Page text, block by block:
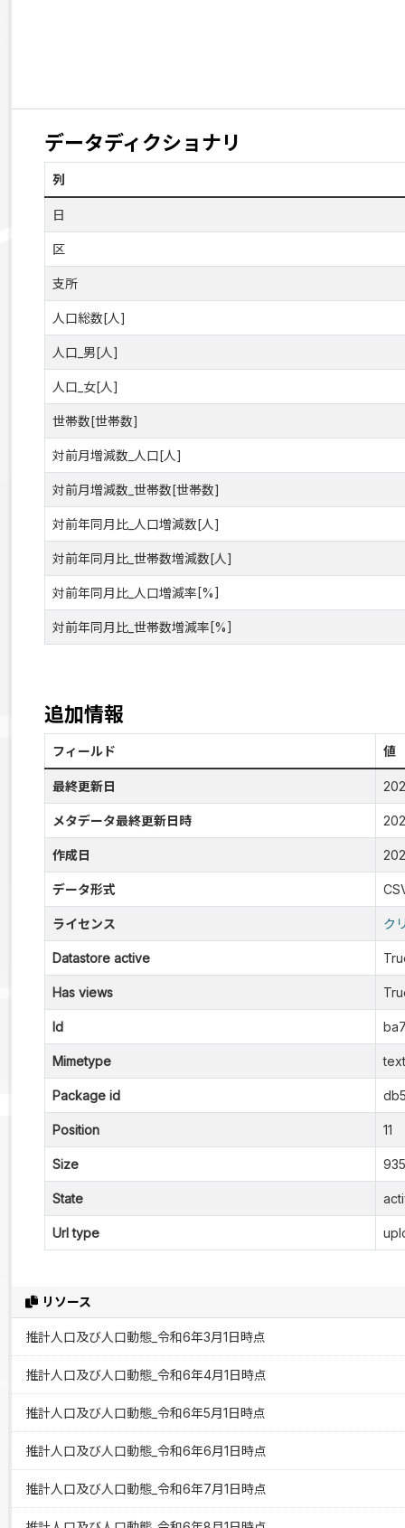
リソース
推計人口及び人口動態_令和6年3月1日時点
推計人口及び人口動態_令和6年4月1日時点
推計人口及び人口動態_令和6年5月1日時点
推計人口及び人口動態_令和6年6月1日時点
推計人口及び人口動態_令和6年7月1日時点
データディクショナリ
列
日
区
支所
人口総数[人]
人口_男[人]
人口_女[人]
世帯数[世帯数]
対前月増減数_人口[人]
対前月増減数_世帯数[世帯数]
対前年同月比_人口増減数[人]
対前年同月比_世帯数増減数[人]
対前年同月比_人口増減率[%]
対前年同月比_世帯数増減率[%]
追加情報
フィールド 値
最終更新日
メタデータ最終更新日時
作成日
データ形式
ライセンス ク
Datastore active
Has views
Id
Mimetype
Package id
Position 11
Size
State
Url type